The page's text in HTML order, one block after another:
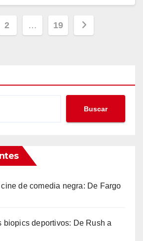
2 … 19
Buscar
de comedia negra: De Fargo
biopics deportivos: De Rush a